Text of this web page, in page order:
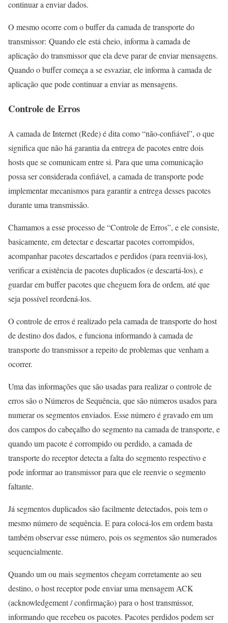
continuar a enviar dados.
O mesmo ocorre com o buffer da camada de transporte do
transmissor: Quando ele está cheio, informa à camada de
aplicação do transmissor que ela deve parar de enviar mensagens.
Quando o buffer começa a se esvaziar, ele informa à camada de
aplicação que pode continuar a enviar as mensagens.
Controle de Erros
A camada de Internet (Rede) é dita como “não-confiável”, o que
significa que não há garantia da entrega de pacotes entre dois
hosts que se comunicam entre si. Para que uma comunicação
possa ser considerada confiável, a camada de transporte pode
implementar mecanismos para garantir a entrega desses pacotes
durante uma transmissão.
Chamamos a esse processo de “Controle de Erros”, e ele consiste,
basicamente, em detectar e descartar pacotes corrompidos,
acompanhar pacotes descartados e perdidos (para reenviá-los),
verificar a existência de pacotes duplicados (e descartá-los), e
guardar em buffer pacotes que cheguem fora de ordem, até que
seja possível reordená-los.
O controle de erros é realizado pela camada de transporte do host
de destino dos dados, e funciona informando à camada de
transporte do transmissor a repeito de problemas que venham a
ocorrer.
Uma das informações que são usadas para realizar o controle de
erros são o Números de Sequência, que são números usados para
numerar os segmentos enviados. Esse número é gravado em um
dos campos do cabeçalho do segmento na camada de transporte, e
quando um pacote é corrompido ou perdido, a camada de
transporte do receptor detecta a falta do segmento respectivo e
pode informar ao transmissor para que ele reenvie o segmento
faltante.
Já segmentos duplicados são facilmente detectados, pois tem o
mesmo número de sequência. E para colocá-los em ordem basta
também observar esse número, pois os segmentos são numerados
sequencialmente.
Quando um ou mais segmentos chegam corretamente ao seu
destino, o host receptor pode enviar uma mensagem ACK
(acknowledgement / confirmação) para o host transmissor,
informando que recebeu os pacotes. Pacotes perdidos podem ser